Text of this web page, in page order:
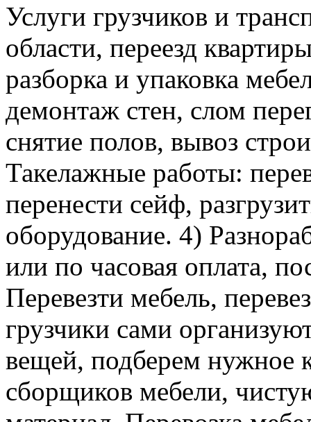
Услуги грузчиков и
области, переезд
разборка и упаковка
демонтаж стен, слом
снятие полов, вывоз
Такелажные работы:
перенести сейф,
оборудование. 4)
или по часовая оплата,
Перевезти мебель,
грузчики сами
вещей, подберем нужное
сборщиков мебели,